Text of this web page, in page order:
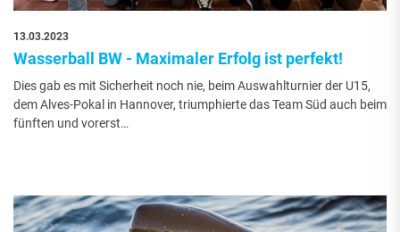
13.03.2023
Wasserball BW - Maximaler Erfolg ist perfekt!
Dies gab es mit Sicherheit noch nie, beim Auswahlturnier der U15,
dem Alves-Pokal in Hannover, triumphierte das Team Süd auch beim
fünften und vorerst…